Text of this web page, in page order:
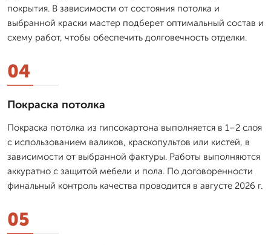
покрытия. В зависимости от состояния потолка и
выбранной краски мастер подберет оптимальный состав и
схему работ, чтобы обеспечить долговечность отделки.
04
Покраска потолка
Покраска потолка из гипсокартона выполняется в 1–2 слоя
с использованием валиков, краскопультов или кистей, в
зависимости от выбранной фактуры. Работы выполняются
аккуратно с защитой мебели и пола. По договоренности
финальный контроль качества проводится в августе 2026 г.
05